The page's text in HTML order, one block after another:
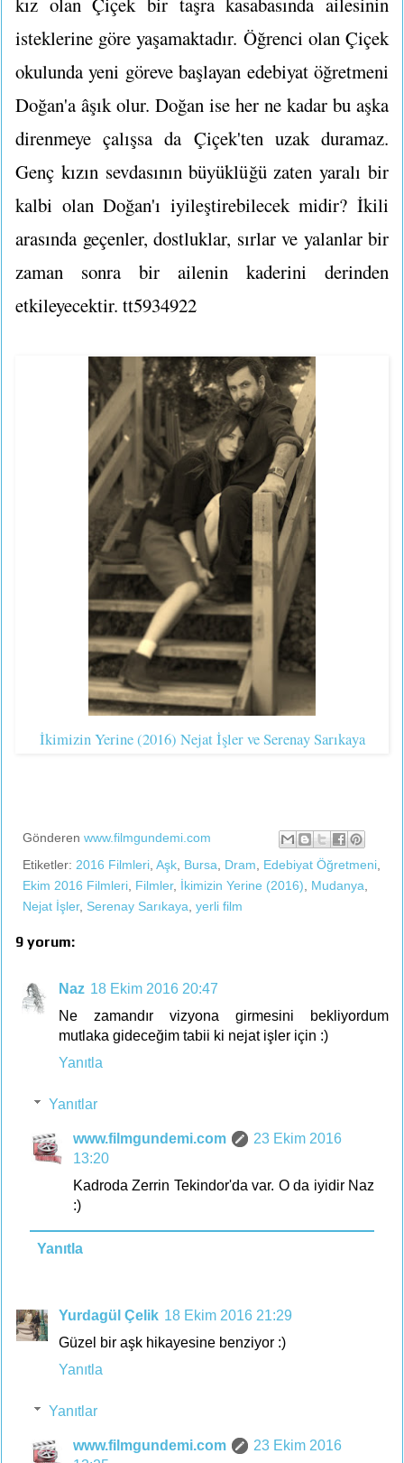
isteklerine göre yaşamaktadır. Öğrenci olan Çiçek
okulunda yeni göreve başlayan edebiyat öğretmeni
Doğan'a âşık olur. Doğan ise her ne kadar bu aşka
direnmeye çalışsa da Çiçek'ten uzak duramaz.
Genç kızın sevdasının büyüklüğü zaten yaralı bir
kalbi olan Doğan'ı iyileştirebilecek midir? İkili
arasında geçenler, dostluklar, sırlar ve yalanlar bir
zaman sonra bir ailenin kaderini derinden
etkileyecektir. tt5934922
İkimizin Yerine (2016) Nejat İşler ve Serenay Sarıkaya
Gönderen www.filmgundemi.com
Etiketler: 2016 Filmleri Aşk Bursa Dram Edebiyat Öğretmeni
Ekim 2016 Filmleri Filmler, İkimizin Yerine (2016) Mudanya
Nejat İşler, Serenay Sarıkaya yerli film
9 yorum:
Naz 18 Ekim 2016 20:47
Ne zamandır vizyona girmesini bekliyordum
mutlaka gideceğim tabii ki nejat işler için :)
Yanıtla
Yanıtlar
www.filmgundemi.com
23 Ekim 2016
13:20
Kadroda Zerrin Tekindor'da var. O da iyidir Naz
:)
Yanıtla
Yurdagül Çelik 18 Ekim 2016 21:29
Güzel bir aşk hikayesine benziyor :)
Yanıtla
Yanıtlar
www.filmgundemi.com
23 Ekim 2016